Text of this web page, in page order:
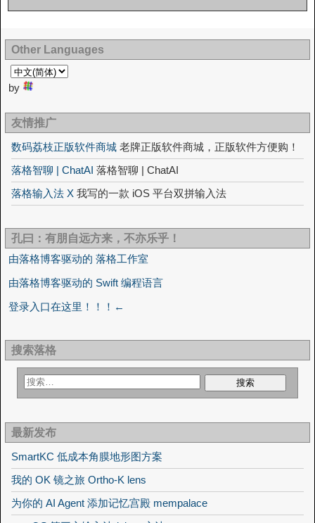
Other Languages
by
友情推广
数码荔枝正版软件商城 老牌正版软件商城，正版软件方便购！
落格智聊 | ChatAI 落格智聊 | ChatAI
落格输入法 X 我写的一款 iOS 平台双拼输入法
孔曰：有朋自远方来，不亦乐乎！
由落格博客驱动的 落格工作室
由落格博客驱动的 Swift 编程语言
登录入口在这里！！！←
搜索落格
最新发布
SmartKC 低成本角膜地形图方案
我的 OK 镜之旅 Ortho-K lens
为你的 AI Agent 添加记忆宫殿 mempalace